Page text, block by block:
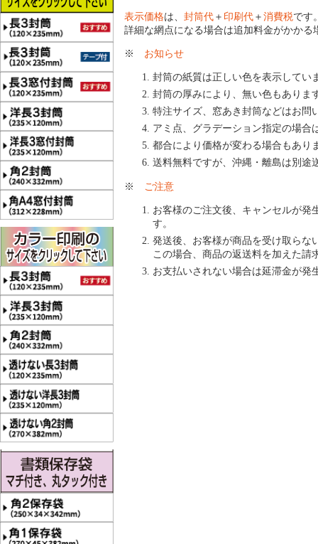
表示価格は、 封筒代 ＋ 印刷代 ＋ 消費税です
詳細な網点になる場合は追加料金がかかる
※ お知らせ
封筒の紙質は正しい色を表示してい
封筒の厚みにより、無い色もありま
特注サイズ、窓あき封筒などはお問
アミ点、グラデーション指定の場合
都合により価格が変わる場合もあり
送料無料ですが、沖縄・離島は別途
※ ご注意
お客様のご注文後、キャンセルが発
す。
発送後、お客様が商品を受け取らな
この場合、商品の返送料を加えた請
お支払いされない場合は延滞金が発